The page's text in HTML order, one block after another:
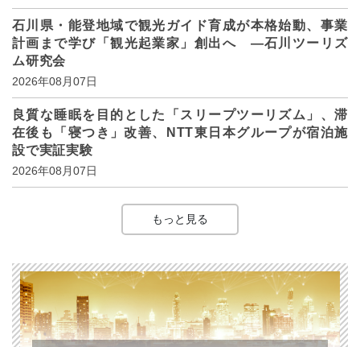
石川県・能登地域で観光ガイド育成が本格始動、事業
計画まで学び「観光起業家」創出へ ―石川ツーリズ
ム研究会
2026年08月07日
良質な睡眠を目的とした「スリープツーリズム」、滞
在後も「寝つき」改善、NTT東日本グループが宿泊施
設で実証実験
2026年08月07日
もっと見る